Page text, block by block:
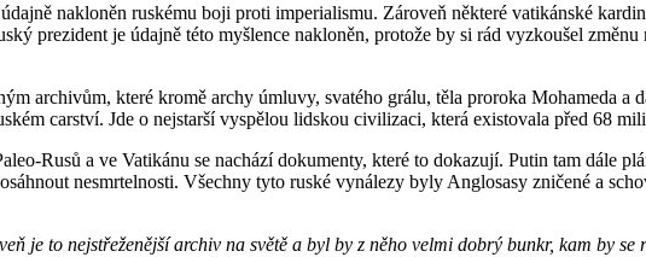
nakloněn ruskému boji proti imperialismu. Zároveň některé vatikánské
prezident je údajně této myšlence nakloněn, protože by si rád vyzkoušel
archivům, které kromě archy úmluvy, svatého grálu, těla proroka Mohameda a
carství. Jde o nejstarší vyspělou lidskou civilizaci, která existovala před 68
Rusů a ve Vatikánu se nachází dokumenty, které to dokazují. Putin tam dále
nesmrtelnosti. Všechny tyto ruské vynálezy byly Anglosasy zničené a
je to nejstřeženější archiv na světě a byl by z něho velmi dobrý bunkr, kam by